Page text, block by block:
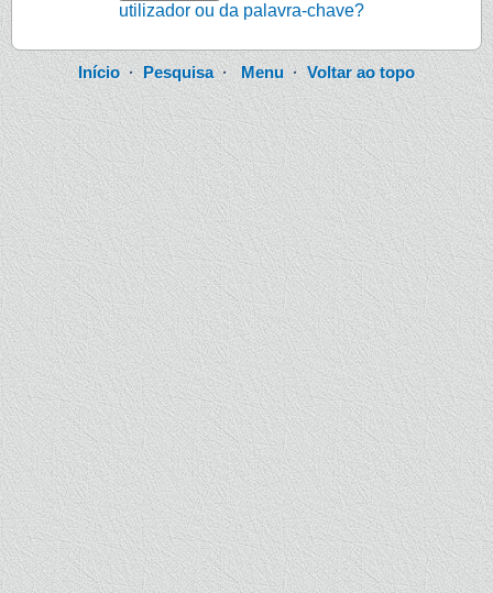
utilizador ou da palavra-chave?
Início· Pesquisa·Menu ·Voltar ao topo